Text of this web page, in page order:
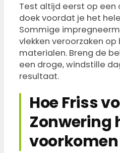
Test altijd eerst op een
doek voordat je het
Sommige
vlekken veroorzaken
materialen. Breng de
een droge, windstille
resultaat.
Hoe Friss
Zonwering